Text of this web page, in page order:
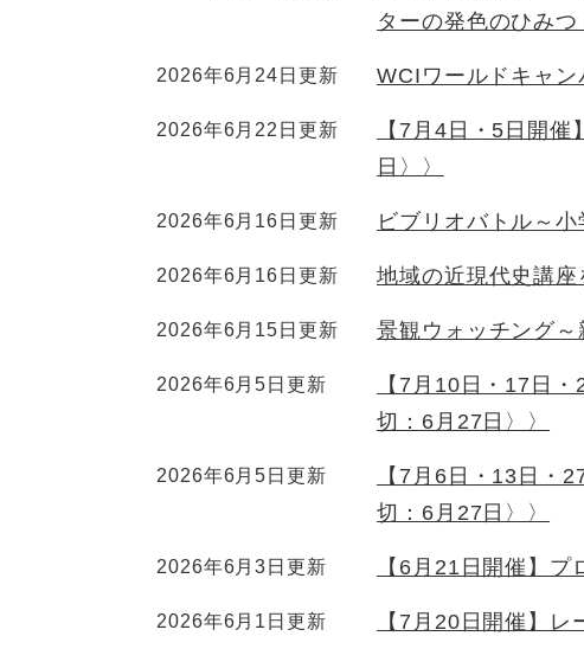
ターの発色のひみつ
2026年6月24日更新 WCIワールドキャ
2026年6月22日更新
【7月4日・5日開
日〉〉
2026年6月16日更新 ビブリオバトル～小
2026年6月16日更新 地域の近現代史講座
2026年6月15日更新 景観ウォッチング
2026年6月5日更新
【7月10日・17日
切：6月27日〉〉
2026年6月5日更新
【7月6日・13日・
切：6月27日〉〉
2026年6月3日更新 【6月21日開催】
2026年6月1日更新 【7月20日開催】